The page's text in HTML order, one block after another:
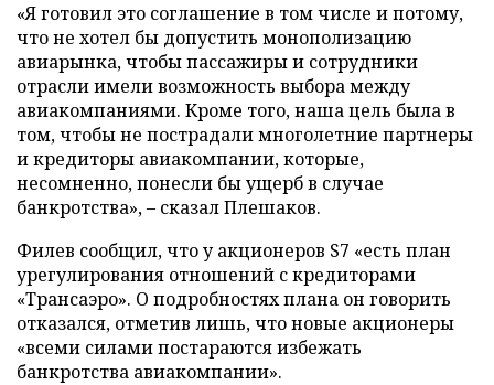
«Я готовил это соглашение в том числе и потому,
что не хотел бы допустить монополизацию
авиарынка, чтобы пассажиры и сотрудники
отрасли имели возможность выбора между
авиакомпаниями. Кроме того, наша цель была в
том, чтобы не пострадали многолетние партнеры
и кредиторы авиакомпании, которые,
несомненно, понесли бы ущерб в случае
банкротства», – сказал Плешаков.
Филев сообщил, что у акционеров S7 «есть план
урегулирования отношений с кредиторами
«Трансаэро». О подробностях плана он говорить
отказался, отметив лишь, что новые акционеры
«всеми силами постараются избежать
банкротства авиакомпании».